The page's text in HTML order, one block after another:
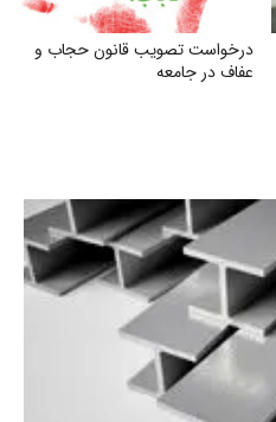
درخواست تصویب قانون حجاب و
عفاف در جامعه